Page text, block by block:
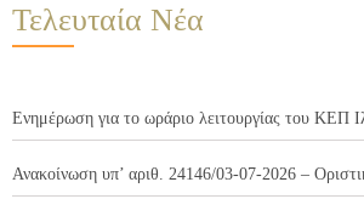
Τελευταία Νέα
Ενημέρωση για το ωράριο λειτουργίας του ΚΕΠ
Ανακοίνωση υπ’ αριθ. 24146/03-07-2026 –